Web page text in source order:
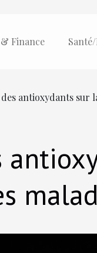
Finance
des antioxydants sur